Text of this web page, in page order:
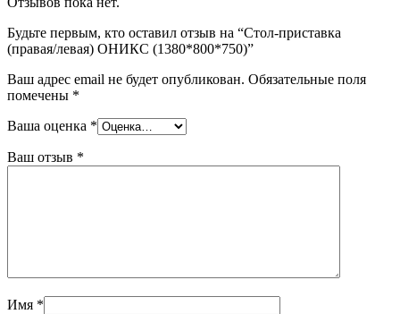
Будьте первым, кто оставил отзыв на “Стол-приставка
(правая/левая) ОНИКС (1380*800*750)”
Ваш адрес email не будет опубликован. Обязательные поля
помечены *
Ваша оценка *
Ваш отзыв *
Имя *